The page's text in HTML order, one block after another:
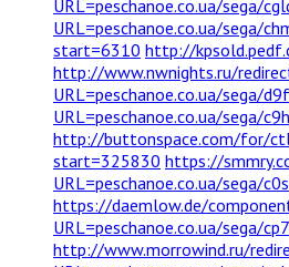
URL=peschanoe.co.ua/sega/
URL=peschanoe.co.ua/sega/
start=6310 http://
http://www.nwnights.ru/
URL=peschanoe.co.ua/sega/
URL=peschanoe.co.ua/sega/
http://buttonspace.com/for/
start=325830 https://
URL=peschanoe.co.ua/sega/
https://daemlow.de/
URL=peschanoe.co.ua/sega/
http://www.morrowind.ru/